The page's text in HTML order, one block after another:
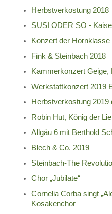
Herbstverkostung 2018
SUSI ODER SO -
Konzert der
Fink & Steinbach 2018
Kammerkonzert Geige,
Werkstattkonzert 2019
Herbstverkostung
Robin Hut, König der
Allgäu 6 mit Berthold
Blech & Co. 2019
Steinbach-The
Chor „Jubilate“
Cornelia Corba singt
Kosakenchor